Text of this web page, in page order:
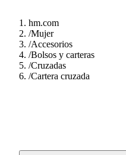
hm.com
/Mujer
/Accesorios
/Bolsos y carteras
/Cruzadas
/Cartera cruzada